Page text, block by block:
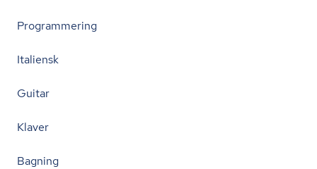
Programmering
Italiensk
Guitar
Klaver
Bagning